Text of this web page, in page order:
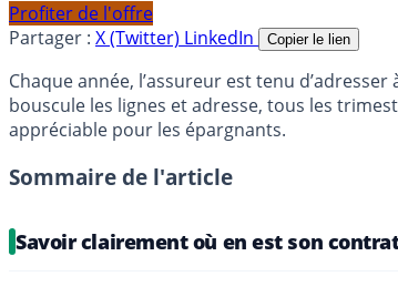
Profiter de l'offre
Partager : X (Twitter) LinkedIn Copier le lien
Chaque année, l’assureur est tenu
bouscule les lignes et adresse, tous les
appréciable pour les épargnants.
Sommaire de l'article
Savoir clairement où en est son